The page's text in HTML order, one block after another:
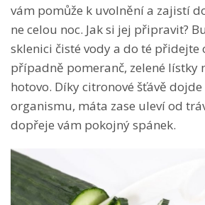
vám pomůže k uvolnění a zajistí
ne celou noc. Jak si jej připravit?
sklenici čisté vody a do té přidejte
případně pomeranč, zelené lístky
hotovo. Díky citronové šťávě
organismu, máta zase uleví od
dopřeje vám pokojný spánek.